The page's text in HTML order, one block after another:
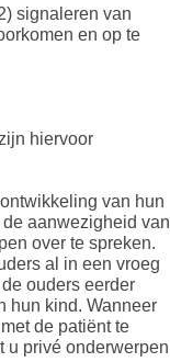
signaleren van
en op te
hiervoor
van hun
aanwezigheid van
over te spreken.
al in een vroeg
ouders eerder
hun kind. Wanneer
de patiënt te
u privé onderwerpen